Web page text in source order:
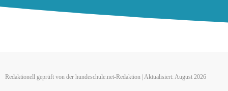
Redaktionell geprüft von der hundeschule.net-Redaktion | Aktualisiert: August 2026